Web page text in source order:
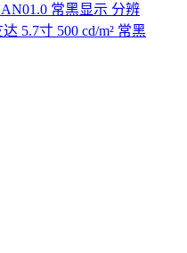
常黑显示 分辨
5.7寸 500 cd/m² 常黑